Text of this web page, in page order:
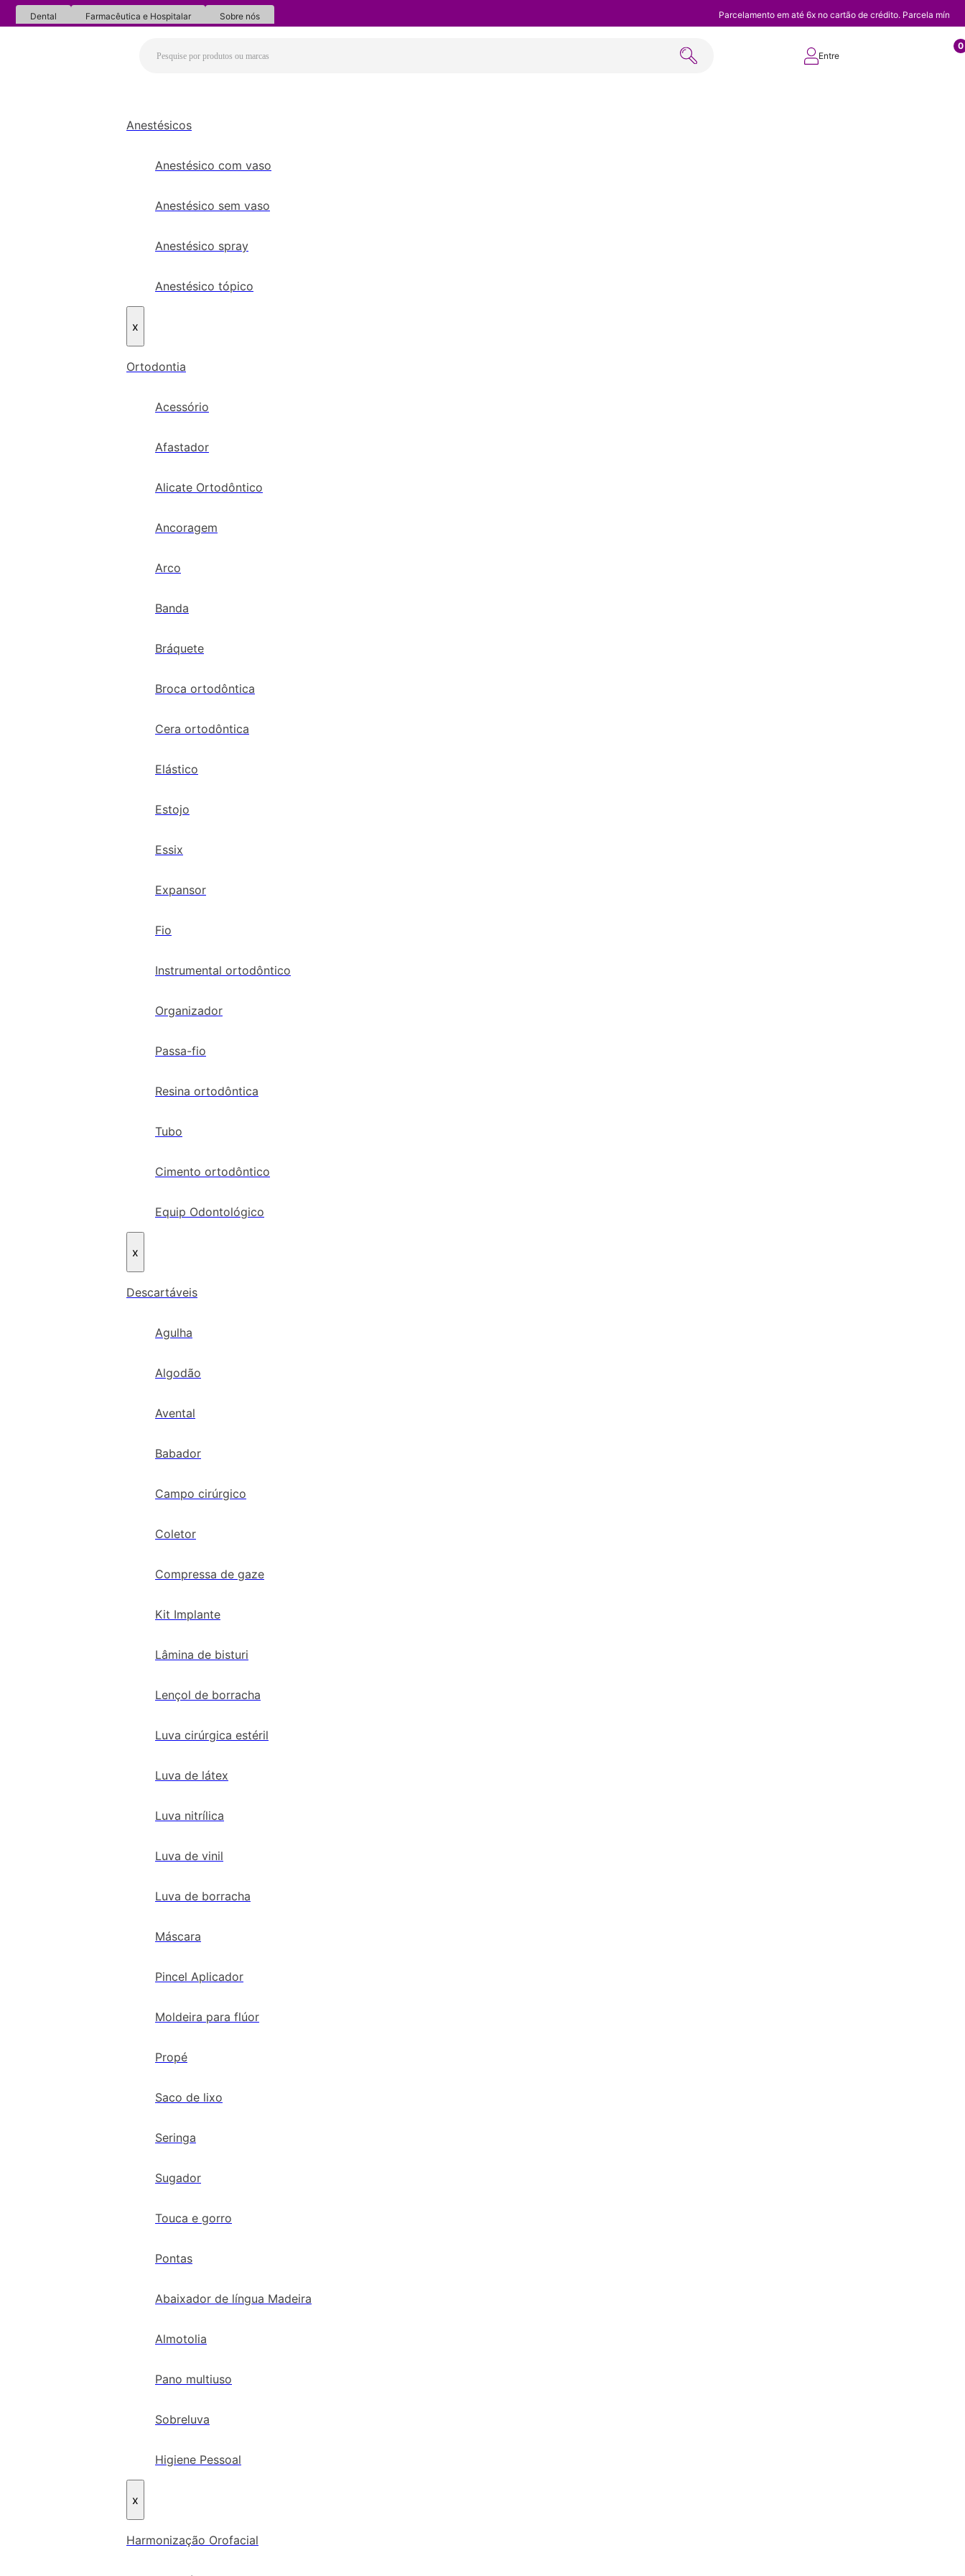
Dental Farmacêutica e Hospitalar Sobre nós Parcelamento em até 6x no cartão de crédito. Parcela
Entre
0
Anestésicos
Anestésico com vaso
Anestésico sem vaso
Anestésico spray
Anestésico tópico
x
Ortodontia
Acessório
Afastador
Alicate Ortodôntico
Ancoragem
Arco
Banda
Bráquete
Broca ortodôntica
Cera ortodôntica
Elástico
Estojo
Essix
Expansor
Fio
Instrumental ortodôntico
Organizador
Passa-fio
Resina ortodôntica
Tubo
Cimento ortodôntico
Equip Odontológico
x
Descartáveis
Agulha
Algodão
Avental
Babador
Campo cirúrgico
Coletor
Compressa de gaze
Kit Implante
Lâmina de bisturi
Lençol de borracha
Luva cirúrgica estéril
Luva de látex
Luva nitrílica
Luva de vinil
Luva de borracha
Máscara
Pincel Aplicador
Moldeira para flúor
Propé
Saco de lixo
Seringa
Sugador
Touca e gorro
Pontas
Abaixador de língua Madeira
Almotolia
Pano multiuso
Sobreluva
Higiene Pessoal
x
Harmonização Orofacial